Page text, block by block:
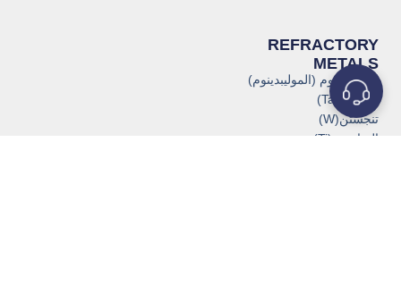
REFRACTORY
METALS
الموليبدينوم (الموليبدينوم)
التنتالوم(Ta)
تنجستن(W)
التيتانيوم (Ti)